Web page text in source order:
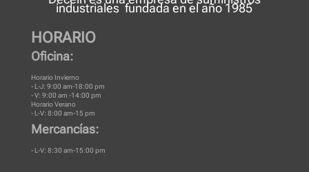
industrialesfundada en el año 1985
HORARIO
Oficina:
Horario Invierno
- L-J: 9:00 am-18:00 pm
- V: 9:00 am -14:00 pm
Horario Verano
- L-V: 8:00 am-15 pm
Mercancías:
- L-V: 8:30 am-15:00 pm